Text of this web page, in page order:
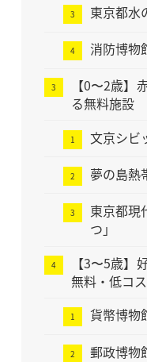
東京都水
消防博物
【0〜2歳】
る無料施設
文京シビ
夢の島熱
東京都現
つ」
【3〜5歳】
無料・低コ
貨幣博物
郵政博物